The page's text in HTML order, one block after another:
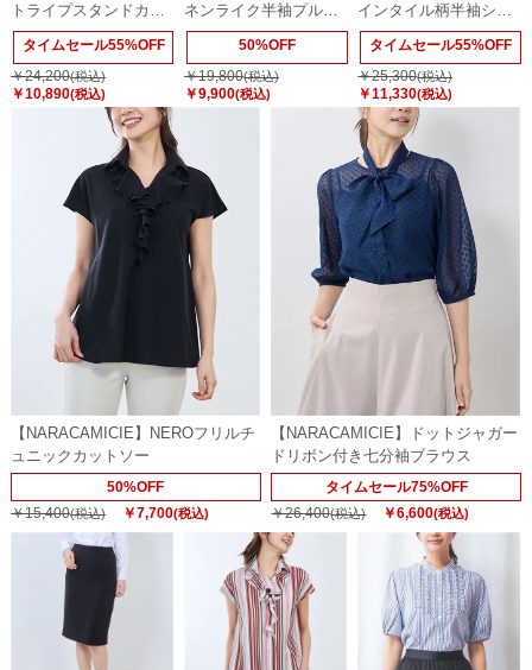
トライプスタンドカラ
ー七分袖シャツ
タイムセール55%OFF
￥24,200(税込)
￥10,890(税込)
ネンライク半袖プルオ
ーバー
50%OFF
￥19,800(税込)
￥9,900(税込)
インタイル柄半袖シャ
ツ
タイムセール55%OFF
￥25,300(税込)
￥11,330(税込)
【NARACAMICIE】NEROフリルチ
ュニックカットソー
50%OFF
￥15,400(税込) ￥7,700(税込)
【NARACAMICIE】ドットジャガー
ドリボン付き七分袖ブラウス
タイムセール75%OFF
￥26,400(税込) ￥6,600(税込)